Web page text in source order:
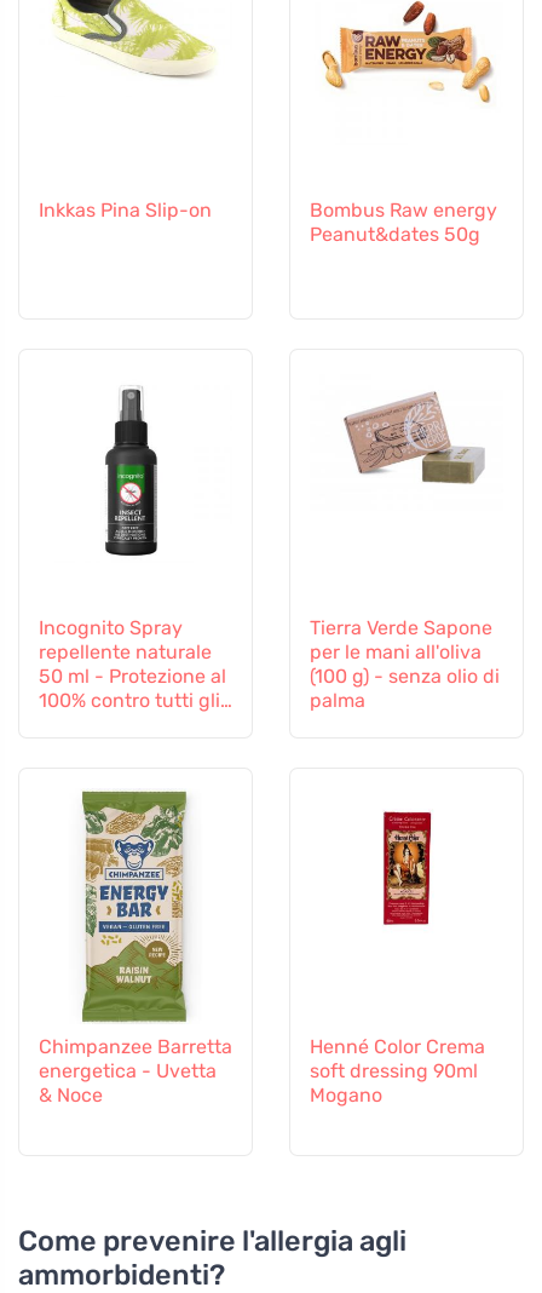
Inkkas Pina Slip-on
Bombus Raw energy
Peanut&dates 50g
Incognito Spray
repellente naturale
50 ml - Protezione al
100% contro tutti gli
Tierra Verde Sapone
per le mani all'oliva
(100 g) - senza olio di
palma
Chimpanzee Barretta
energetica - Uvetta
& Noce
Henné Color Crema
soft dressing 90ml
Mogano
Come prevenire l'allergia agli
ammorbidenti?